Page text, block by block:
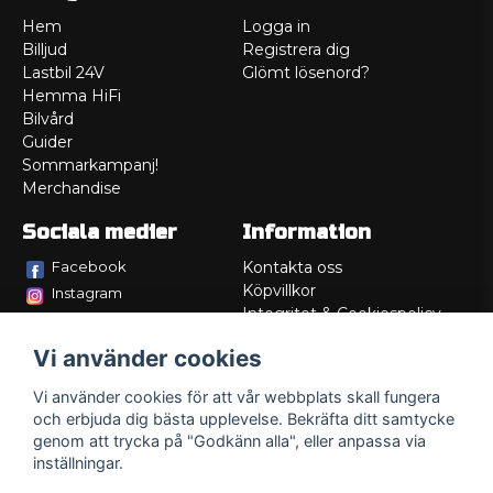
Hem
Billjud
Lastbil 24V
Hemma HiFi
Bilvård
Guider
Sommarkampanj!
Merchandise
Logga in
Registrera dig
Glömt lösenord?
Sociala medier
Facebook
Instagram
Information
Kontakta oss
Köpvillkor
Integritet & Cookiespolicy
Service/Garanti
Lådritning
Om oss
Vi använder cookies
Vi använder cookies för att vår webbplats skall fungera
och erbjuda dig bästa upplevelse. Bekräfta ditt samtycke
genom att trycka på "Godkänn alla", eller anpassa via
inställningar.